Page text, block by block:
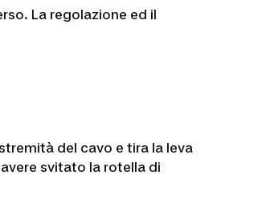
La regolazione ed il
del cavo e tira la leva
svitato la rotella di